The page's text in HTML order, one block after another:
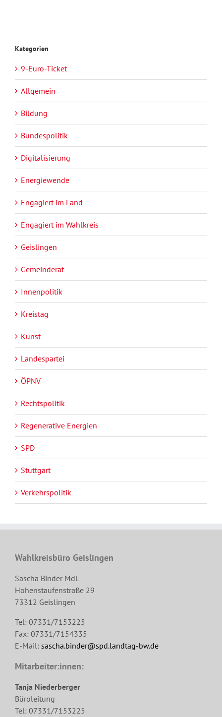
Kategorien
9-Euro-Ticket
Allgemein
Bildung
Bundespolitik
Digitalisierung
Energiewende
Engagiert im Land
Engagiert im Wahlkreis
Geislingen
Gemeinderat
Innenpolitik
Kreistag
Kunst
Landespartei
ÖPNV
Rechtspolitik
Regenerative Energien
SPD
Stuttgart
Verkehrspolitik
Wahlkreisbüro Geislingen
Sascha Binder MdL
Hohenstaufenstraße 29
73312 Geislingen
Tel: 07331/7153225
Fax: 07331/7154335
E-Mail: sascha.binder@spd.landtag-bw.de
Mitarbeiter:innen:
Tanja Niederberger
Büroleitung
Tel: 07331/7153225